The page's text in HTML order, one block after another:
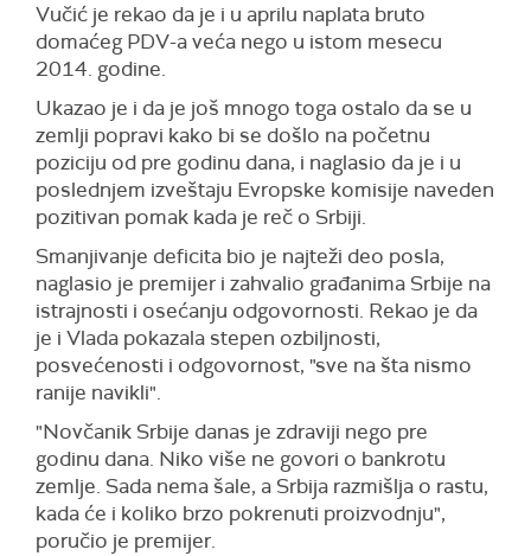
Vučić je rekao da je i u aprilu naplata bruto
domaćeg PDV-a veća nego u istom mesecu
2014. godine.
Ukazao je i da je još mnogo toga ostalo da se u
zemlji popravi kako bi se došlo na početnu
poziciju od pre godinu dana, i naglasio da je i u
poslednjem izveštaju Evropske komisije naveden
pozitivan pomak kada je reč o Srbiji.
Smanjivanje deficita bio je najteži deo posla,
naglasio je premijer i zahvalio građanima Srbije na
istrajnosti i osećanju odgovornosti. Rekao je da
je i Vlada pokazala stepen ozbiljnosti,
posvećenosti i odgovornost, "sve na šta nismo
ranije navikli".
"Novčanik Srbije danas je zdraviji nego pre
godinu dana. Niko više ne govori o bankrotu
zemlje. Sada nema šale, a Srbija razmišlja o rastu,
kada će i koliko brzo pokrenuti proizvodnju",
poručio je premijer.